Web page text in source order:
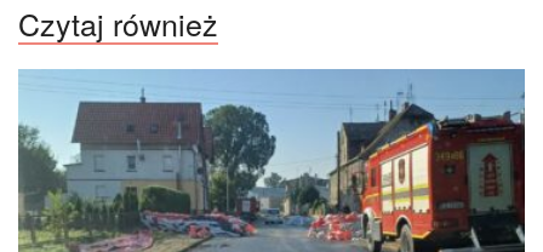
Czytaj również